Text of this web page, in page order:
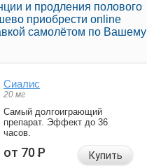
и продления полового
приобрести online
самолётом по Вашему
Сиалис
20 мг
Самый долгоиграющий
препарат. Эффект до 36
часов.
от 70Р Купить